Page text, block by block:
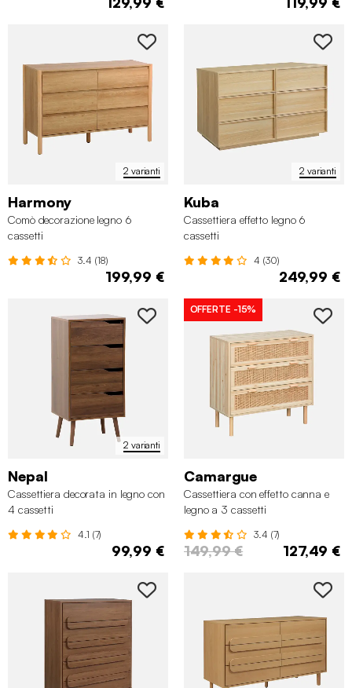
2 varianti
Harmony
Comò decorazione legno 6
cassetti
3.4 (18)
199,99 €
2 varianti
Kuba
Cassettiera effetto legno 6
cassetti
4 (30)
249,99 €
2 varianti
Nepal
Cassettiera decorata in legno con
4 cassetti
4.1 (7)
99,99 €
OFFERTE -15%
Camargue
Cassettiera con effetto canna e
legno a 3 cassetti
3.4 (7)
149,99 € 127,49 €